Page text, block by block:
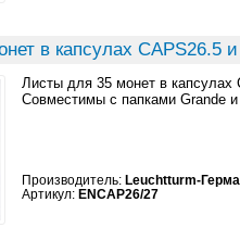
в капсулах CAPS26.5
Листы для 35 монет в
Совместимы с папками Grande
Производитель: Leuchtturm-
Артикул: ENCAP26/27